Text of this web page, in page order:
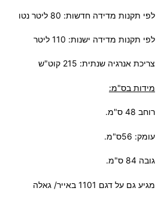
לפי תקנות מדידה חדשות: 80 ליטר נטו
לפי תקנות מדידה ישנות: 110 ליטר
צריכת אנרגיה שנתית: 215 קוט"ש
מידות בס"מ:
רוחב 48 ס"מ.
עומק: 56ס"מ.
גובה 84 ס"מ.
מגיע גם על דגם 1101 באייר/ גאלה